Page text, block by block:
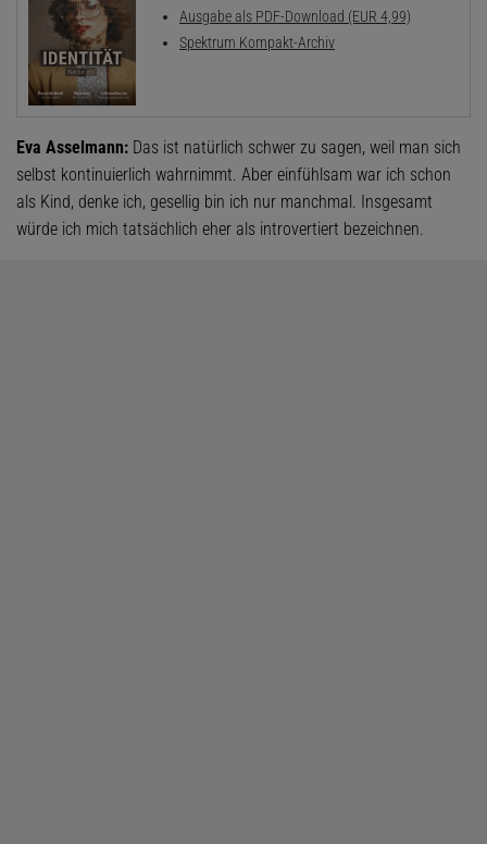
Ausgabe als PDF-Download (EUR 4,99)
Spektrum Kompakt-Archiv
Eva Asselmann: Das ist natürlich schwer zu sagen, weil man sich
selbst kontinuierlich wahrnimmt. Aber einfühlsam war ich schon
als Kind, denke ich, gesellig bin ich nur manchmal. Insgesamt
würde ich mich tatsächlich eher als introvertiert bezeichnen.